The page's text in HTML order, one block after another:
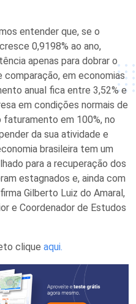
entender que, se o
0,9198% ao ano,
apenas para dobrar o
em economias
anual fica entre 3,52% e
em condições normais de
em 100%, no
da sua atividade e
brasileira tem um
para a recuperação dos
estagnados e, ainda com
Gilberto Luiz do Amaral,
e Coordenador de Estudos
clique aqui.